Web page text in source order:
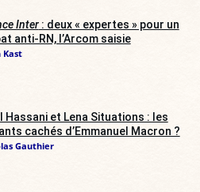
Inter: deux « expertes » pour un
anti-RN, l’Arcom saisie
Kast
Hassani et Lena Situations : les
cachés d’Emmanuel Macron ?
Gauthier